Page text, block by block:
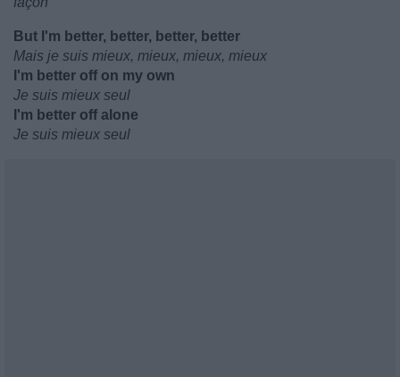
But I'm better, better, better, better
Mais je suis mieux, mieux, mieux, mieux
I'm better off on my own
Je suis mieux seul
I'm better off alone
Je suis mieux seul